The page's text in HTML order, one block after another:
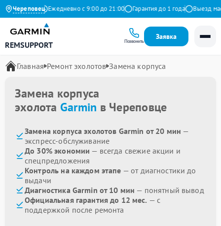
Череповец
на Яндекс Ежедневно с 9:00 до 21:00 Гарантия до 1 года Выезд
REMSUPPORT Позвонить
Заявка
Главная Ремонт эхолотов Замена корпуса
Замена корпуса
эхолота Garmin в Череповце
Замена корпуса эхолотов Garmin от 20 мин —
экспресс-обслуживание
До 30% экономии — всегда свежие акции и
спецпредложения
Контроль на каждом этапе — от диагностики до
выдачи
Диагностика Garmin от 10 мин — понятный вывод
Официальная гарантия до 12 мес. — с
поддержкой после ремонта